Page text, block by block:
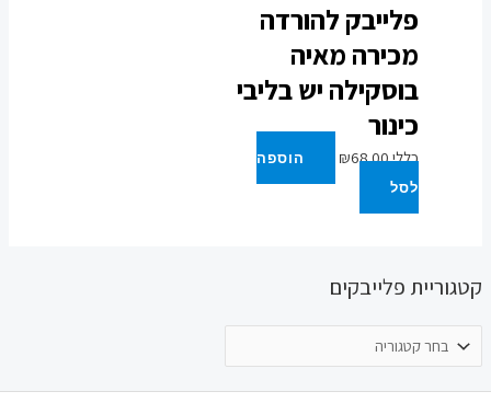
קטגוריית פלייבקים
פלייבק להורדה
מכירה מאיה
בוסקילה יש בליבי
כינור
כללי ₪68.00
הוספה
לסל